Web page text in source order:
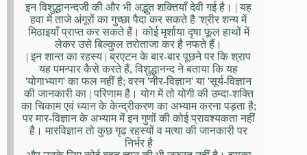
इन विशुद्धानन्दजी की और भी अद्भुत शक्तियाँ देवी गई है। | यह
हवा में ताजे अंगूरों का गुच्छा पैदा कर सकते है 'श्रीर शन्य में
मिठाइयाँ प्राप्त कर सकते हैं। कोई मृर्शाया दृषा फूल हाथों में
लेकर उसे बिल्कुल तरोताजा कर है नफते हैं।
| इन शान्त का रहस्य | ब्रएटन के बार-बार पूछने पर कि श्राप
यह पमन्पार कैसे करते हैं, विशुद्धानन्द ने बताया कि यह
'योगाभ्याग' का फल नहीं है; वरन 'नीर-विज्ञान' या 'सूर्य-विज्ञान
की जानकारी का | परिणाम है। योग में तो योगी की उम्दा-शक्ति
का चिकाम एवं ध्यान के केन्द्रीकरण का अभ्याम करना पड़ता है;
पर मार-विज्ञान के अभ्याम में इन गुणों की कोई प्रावश्यकता नहीं
है। मारविज्ञान तो कुछ गृढ रहस्यों व मत्या की जानकारी पर
निर्भर है